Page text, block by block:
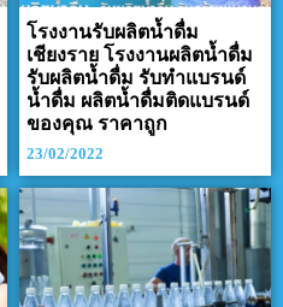
โรงงานรับผลิตน้ำดื่ม
เชียงราย โรงงานผลิตน้ำดื่ม
รับผลิตน้ำดื่ม รับทำแบรนด์
น้ำดื่ม ผลิตน้ำดื่มติดแบรนด์
ของคุณ ราคาถูก
23/02/2022